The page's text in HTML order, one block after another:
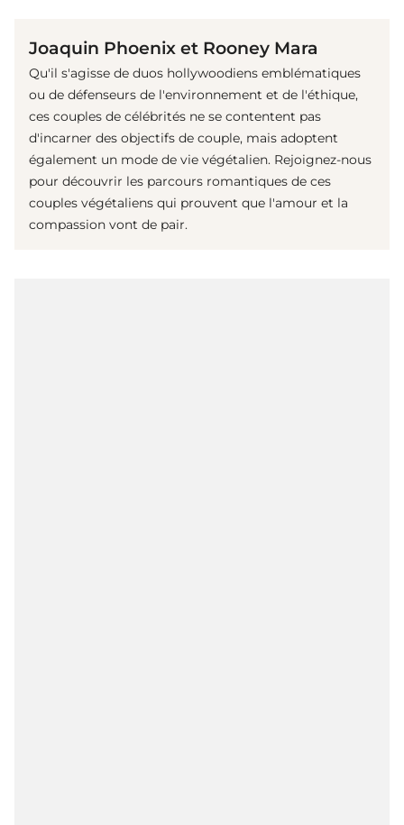
Joaquin Phoenix et Rooney Mara
Qu'il s'agisse de duos hollywoodiens emblématiques
ou de défenseurs de l'environnement et de l'éthique,
ces couples de célébrités ne se contentent pas
d'incarner des objectifs de couple, mais adoptent
également un mode de vie végétalien. Rejoignez-nous
pour découvrir les parcours romantiques de ces
couples végétaliens qui prouvent que l'amour et la
compassion vont de pair.